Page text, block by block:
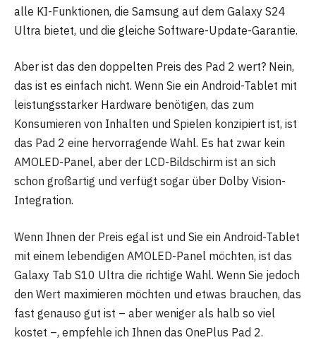
alle KI-Funktionen, die Samsung auf dem Galaxy S24
Ultra bietet, und die gleiche Software-Update-Garantie.
Aber ist das den doppelten Preis des Pad 2 wert? Nein,
das ist es einfach nicht. Wenn Sie ein Android-Tablet mit
leistungsstarker Hardware benötigen, das zum
Konsumieren von Inhalten und Spielen konzipiert ist, ist
das Pad 2 eine hervorragende Wahl. Es hat zwar kein
AMOLED-Panel, aber der LCD-Bildschirm ist an sich
schon großartig und verfügt sogar über Dolby Vision-
Integration.
Wenn Ihnen der Preis egal ist und Sie ein Android-Tablet
mit einem lebendigen AMOLED-Panel möchten, ist das
Galaxy Tab S10 Ultra die richtige Wahl. Wenn Sie jedoch
den Wert maximieren möchten und etwas brauchen, das
fast genauso gut ist – aber weniger als halb so viel
kostet –, empfehle ich Ihnen das OnePlus Pad 2.